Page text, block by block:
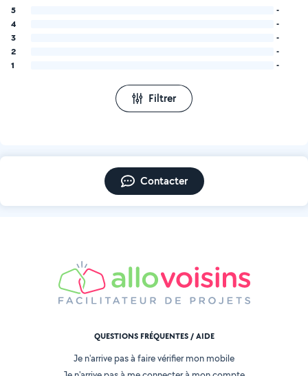
5
-
4
-
3
-
2
-
1
-
Filtrer
Contacter
QUESTIONS FRÉQUENTES / AIDE
Je n'arrive pas à faire vérifier mon mobile